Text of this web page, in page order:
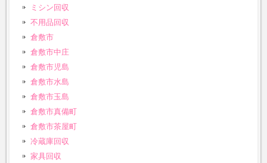
ミシン回収
不用品回収
倉敷市
倉敷市中庄
倉敷市児島
倉敷市水島
倉敷市玉島
倉敷市真備町
倉敷市茶屋町
冷蔵庫回収
家具回収